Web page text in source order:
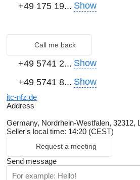
+49 175 19... Show
Call me back
+49 5741 2... Show
+49 5741 8... Show
itc-nfz.de
Address
Germany, Nordrhein-Westfalen, 32312,
Seller's local time: 14:20 (CEST)
Request a meeting
Send message